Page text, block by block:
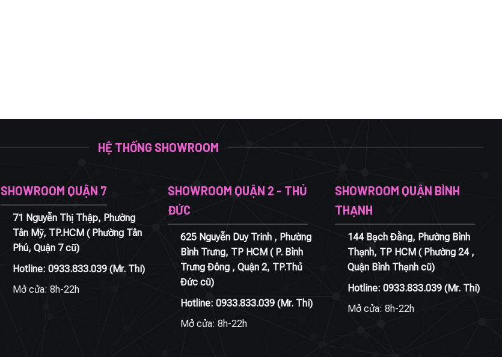
HỆ THỐNG SHOWROOM
SHOWROOM QUẬN 7
71 Nguyễn Thị Thập, Phường
Tân Mỹ, TP.HCM ( Phường Tân
Phú, Quận 7 cũ)
Hotline:0933.833.039 (Mr. Thi)
Mở cửa: 8h-22h
SHOWROOM QUẬN 2 - THỦ
ĐỨC
625 Nguyễn Duy Trinh , Phường
Bình Trưng, TP HCM ( P. Bình
Trưng Đông , Quận 2, TP.Thủ
Đức cũ)
Hotline: 0933.833.039(Mr. Thi)
Mở cửa: 8h-22h
SHOWROOM QUẬN BÌNH
THẠNH
144 Bạch Đằng, Phường Bình
Thạnh, TP HCM ( Phường 24 ,
Quận Bình Thạnh cũ)
Hotline: 0933.833.039(Mr. Thi)
Mở cửa: 8h-22h